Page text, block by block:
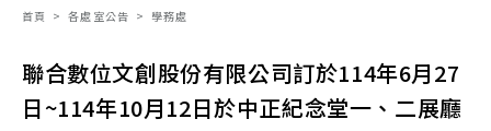
首頁 > 各處室公告 > 學務處
聯合數位文創股份有限公司訂於114年6月27
日~114年10月12日於中正紀念堂一、二展廳